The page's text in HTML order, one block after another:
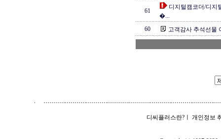
61
디지털캠코더/디지
�...
60
고객감사 추석선물
디씨플러스란? 개인정보